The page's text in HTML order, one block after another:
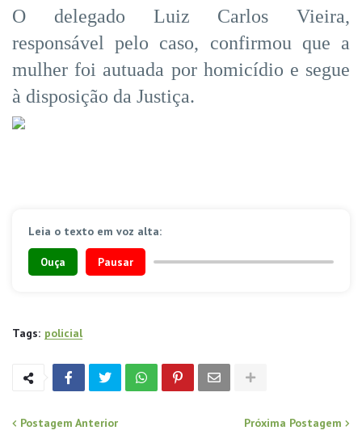
O delegado Luiz Carlos Vieira,
responsável pelo caso, confirmou que a
mulher foi autuada por homicídio e segue
à disposição da Justiça.
Leia o texto em voz alta:
Ouça Pausar
Tags: policial
Postagem Anterior Próxima Postagem